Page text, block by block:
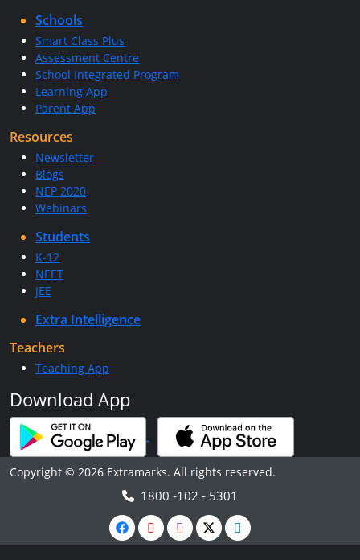
Schools
Smart Class Plus
Assessment Centre
School Integrated Program
Learning App
Parent App
Resources
Newsletter
Blogs
NEP 2020
Webinars
Students
K-12
NEET
JEE
Extra Intelligence
Teachers
Teaching App
Download App
Copyright © 2026 Extramarks. All rights reserved.
1800 -102 - 5301